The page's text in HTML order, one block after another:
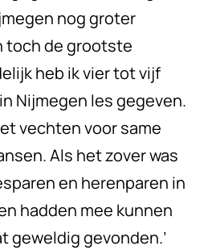
nog groter
toch de grootste
heb ik vier tot vijf
Nijmegen les gegeven.
vechten voor same
Als het zover was
en herenparen in
hadden mee kunnen
geweldig gevonden.’